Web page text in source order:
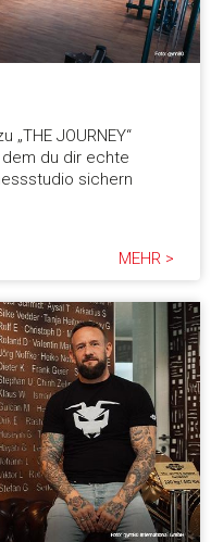
„THE JOURNEY“
dem du dir echte
sichern
MEHR >